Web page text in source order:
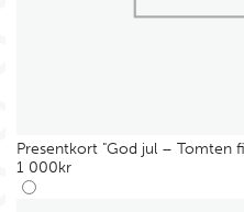
Presentkort "God jul – Tomten
1 000kr